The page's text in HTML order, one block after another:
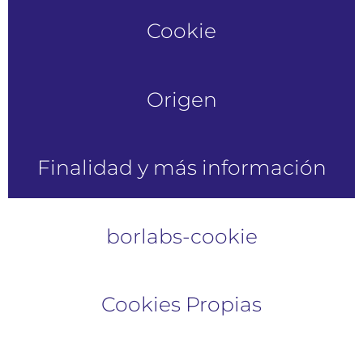
Cookie
Origen
Finalidad y más información
borlabs-cookie
Cookies Propias